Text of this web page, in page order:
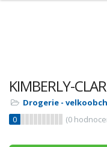
KIMBERLY-
Drogerie -
0
(0